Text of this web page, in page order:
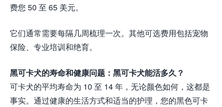
费您 50 至 65 美元。
它们通常需要每隔几周梳理一次。其他可选费用包括宠物
保险、专业培训和绝育。
黑可卡犬的寿命和健康问题：黑可卡犬能活多久？
可卡犬的平均寿命为 10 至 14 年，无论颜色如何，这都是
事实。通过健康的生活方式和适当的护理，您的黑色可卡